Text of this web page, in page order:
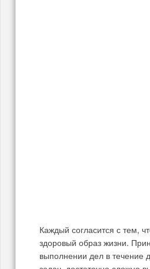
Каждый согласится с тем,
здоровый образ жизни.
выполнении дел в течение